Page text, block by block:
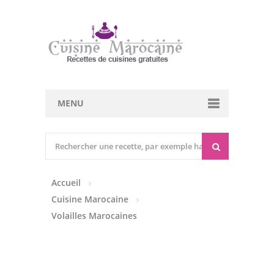
MENU
Entrées Froides
Tajines
Accueil
Cuisine Marocaine
Volailles Marocaines